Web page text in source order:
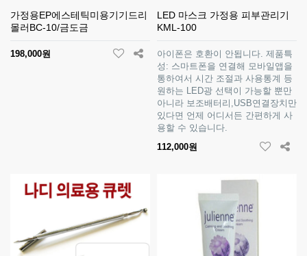
가정용EP에스테틱미용기기드리
몰러BC-10/금도금
198,000원
LED 마스크 가정용 피부관리기
KML-100
아이폰은 호환이 안됩니다. 제품특
성: 스마트폰을 연결해 모바일앱을
통하여서 시간 조절과 사용통계 등
원하는 LED광 선택이 가능할 뿐만
아니라 보조배터리,USB연결장치만
있다면 언제 어디서든 간편하게 사
용할 수 있습니다.
112,000원